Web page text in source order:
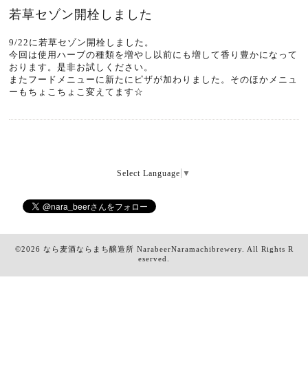
若草セゾン開栓しました
9/22に若草セゾン開栓しました。
今回は使用ハーブの種類を増やし以前にも増して香り豊かになって
おります。是非お試しください。
またフードメニューに新たにピザが加わりました。そのほかメニュ
ーもちょこちょこ変えてます☆
Select Language ▼
©2026 なら麦酒ならまち醸造所 NarabeerNaramachibrewery. All Rights R
eserved.